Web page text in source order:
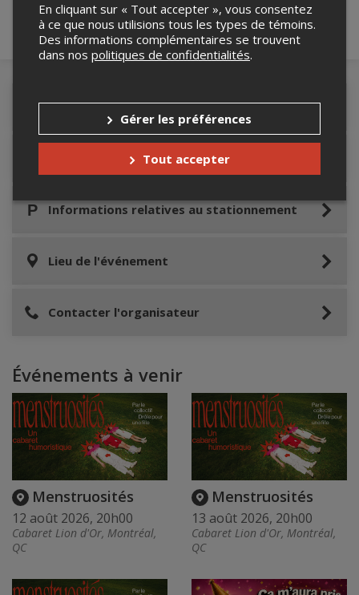
Détails de l'événement
Accès au site de l'événement
Informations relatives au stationnement
Lieu de l'événement
Contacter l'organisateur
Événements à venir
Menstruosités
12 août 2026, 20h00
Cabaret Lion d'Or, Montréal,
QC
Menstruosités
13 août 2026, 20h00
Cabaret Lion d'Or, Montréal,
QC
En cliquant sur « Tout accepter », vous consentez
à ce que nous utilisions tous les types de témoins.
Des informations complémentaires se trouvent
dans nos politiques de confidentialités.
Gérer les préférences
Tout accepter